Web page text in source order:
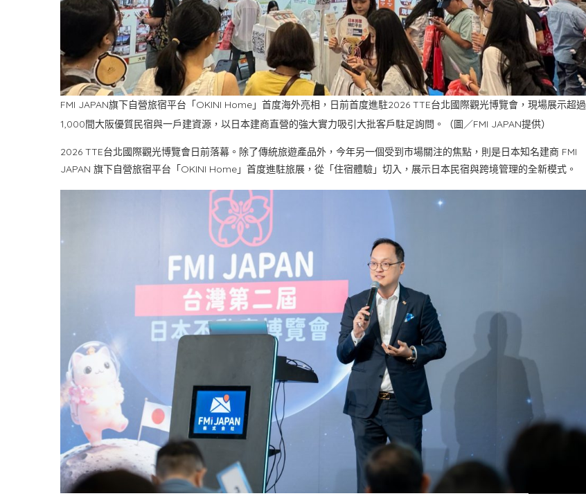
FMI JAPAN旗下自營旅宿平台「OKINI Home」首度海外亮相，日前首度進駐2026 TTE台北國際觀光博覽會，現場展示超過
1,000間大阪優質民宿與一戶建資源，以日本建商直營的強大實力吸引大批客戶駐足詢問。（圖／FMI JAPAN提供）
2026 TTE台北國際觀光博覽會日前落幕。除了傳統旅遊產品外，今年另一個受到市場關注的焦點，則是日本知名建商 FMI
JAPAN 旗下自營旅宿平台「OKINI Home」首度進駐旅展，從「住宿體驗」切入，展示日本民宿與跨境管理的全新模式。